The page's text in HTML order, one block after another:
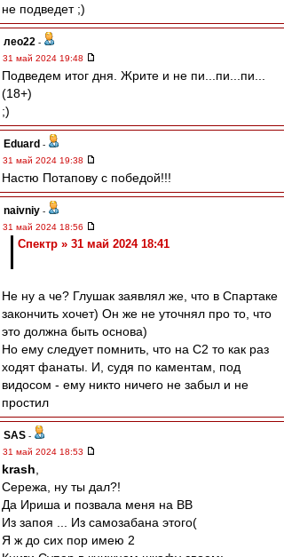
не подведет ;)
лео22 -
31 май 2024 19:48
Подведем итог дня. Жрите и не пи...пи...пи...
(18+)
;)
Eduard -
31 май 2024 19:38
Настю Потапову с победой!!!
naivniy -
31 май 2024 18:56
Спектр » 31 май 2024 18:41
Не ну а че? Глушак заявлял же, что в Спартаке
закончить хочет) Он же не уточнял про то, что
это должна быть основа)
Но ему следует помнить, что на С2 то как раз
ходят фанаты. И, судя по каментам, под
видосом - ему никто ничего не забыл и не
простил
SAS -
31 май 2024 18:53
krash
Сережа, ну ты дал?!
Да Ириша и позвала меня на ВВ
Из запоя ... Из самозабана этого(
Я ж до сих пор имею 2